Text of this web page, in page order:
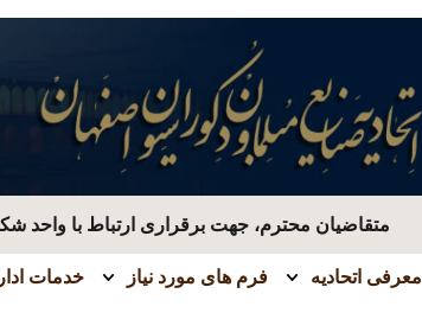
متقاضیان محترم، جهت برقراری ارتباط با واحد
معرفی اتحادیه فرم های مورد نیاز خدمات